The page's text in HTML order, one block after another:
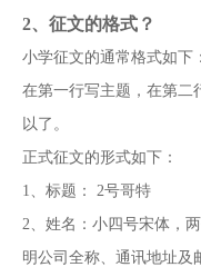
2、 征文的格式？
小学征文的通常格式如下：
在第一行写主题，在第二
以了。
正式征文的形式如下：
1、标题： 2号哥特
2、姓名：小四号宋体，
明公司全称、通讯地址及